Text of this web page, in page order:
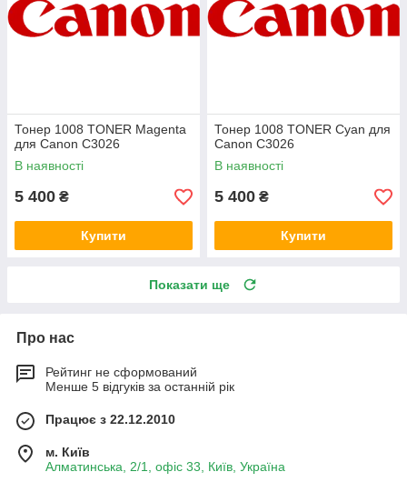
Тонер 1008 TONER Magenta
для Canon C3026
В наявності
5 400 ₴
Купити
Тонер 1008 TONER Cyan для
Canon C3026
В наявності
5 400 ₴
Купити
Показати ще
Про нас
Рейтинг не сформований
Менше 5 відгуків за останній рік
Працює з 22.12.2010
м. Київ
Алматинська, 2/1, офіс 33, Київ, Україна